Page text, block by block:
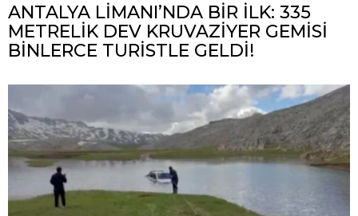
ANTALYA LİMANI’NDA BİR İLK: 335
METRELİK DEV KRUVAZİYER GEMİSİ
BİNLERCE TURİSTLE GELDİ!